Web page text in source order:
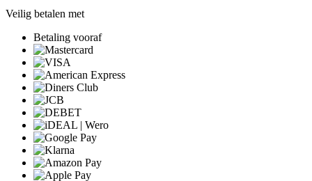
Veilig betalen met
Betaling vooraf